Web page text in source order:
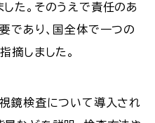
た。そのうえで責任のあ
であり、国全体で一つの
摘しました。
鏡検査について導入され